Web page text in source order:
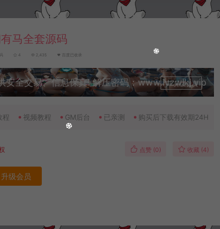
马全套源码
4 2,435 百度已收录
安全交易、信息保真! 解压密码：www.lyzwlkj.vip
升级会员
程 视频教程 GM后台 已亲测 购买后下载有效期24H
点赞 (0) 收藏 (4)
升级会员